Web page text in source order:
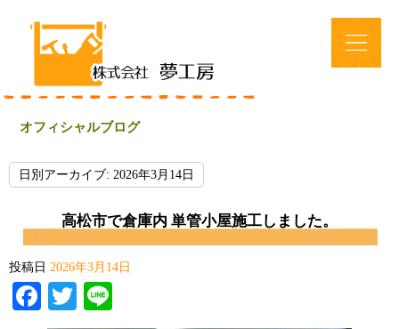
オフィシャルブログ
日別アーカイブ: 2026年3月14日
高松市で倉庫内 単管小屋施工しました。
投稿日 2026年3月14日
Facebook
Twitter